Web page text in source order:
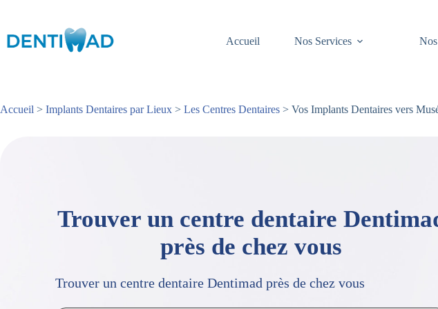
Accueil
Nos Services
Accueil > Implants Dentaires par Lieux > Les Centres Dentaires > Vos Implants Dentaires vers
Trouver un centre dentaire
près de chez vous
Trouver un centre dentaire Dentimad près de chez vous